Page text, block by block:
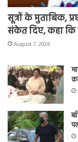
सूत्रों के मुताबिक,
संकेत दिए, कहा
August 7, 2026